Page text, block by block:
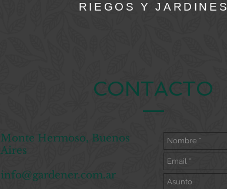
RIEGOS Y JARDINES
CONTACTO
Monte Hermoso, Buenos
Aires
info@gardener.com.ar